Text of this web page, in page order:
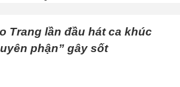
Trang lần đầu hát ca khúc
phận” gây sốt